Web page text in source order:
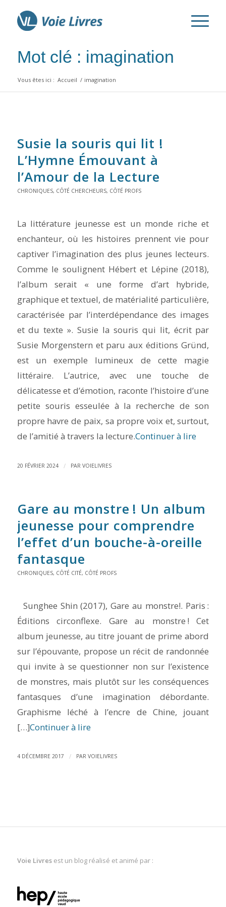
Mot clé : imagination
Vous êtes ici : Accueil / imagination
Susie la souris qui lit !
L’Hymne Émouvant à
l’Amour de la Lecture
CHRONIQUES, CÔTÉ CHERCHEURS, CÔTÉ PROFS
La littérature jeunesse est un monde riche et
enchanteur, où les histoires prennent vie pour
captiver l’imagination des plus jeunes lecteurs.
Comme le soulignent Hébert et Lépine (2018),
l’album serait « une forme d’art hybride,
graphique et textuel, de matérialité particulière,
caractérisée par l’interdépendance des images
et du texte ». Susie la souris qui lit, écrit par
Susie Morgenstern et paru aux éditions Gründ,
est un exemple lumineux de cette magie
littéraire. L’autrice, avec une touche de
délicatesse et d’émotion, raconte l’histoire d’une
petite souris esseulée à la recherche de son
propre havre de paix, sa propre voix et, surtout,
de l’amitié à travers la lecture.Continuer à lire
20 FÉVRIER 2024 / PAR VOIELIVRES
Gare au monstre ! Un album
jeunesse pour comprendre
l’effet d’un bouche-à-oreille
fantasque
CHRONIQUES, CÔTÉ CITÉ, CÔTÉ PROFS
Sunghee Shin (2017), Gare au monstre!. Paris :
Éditions circonflexe. Gare au monstre ! Cet
album jeunesse, au titre jouant de prime abord
sur l’épouvante, propose un récit de randonnée
qui invite à se questionner non sur l’existence
de monstres, mais plutôt sur les conséquences
fantasques d’une imagination débordante.
Graphisme léché à l’encre de Chine, jouant
[…]Continuer à lire
4 DÉCEMBRE 2017 / PAR VOIELIVRES
Voie Livresest un blog réalisé et animé par :